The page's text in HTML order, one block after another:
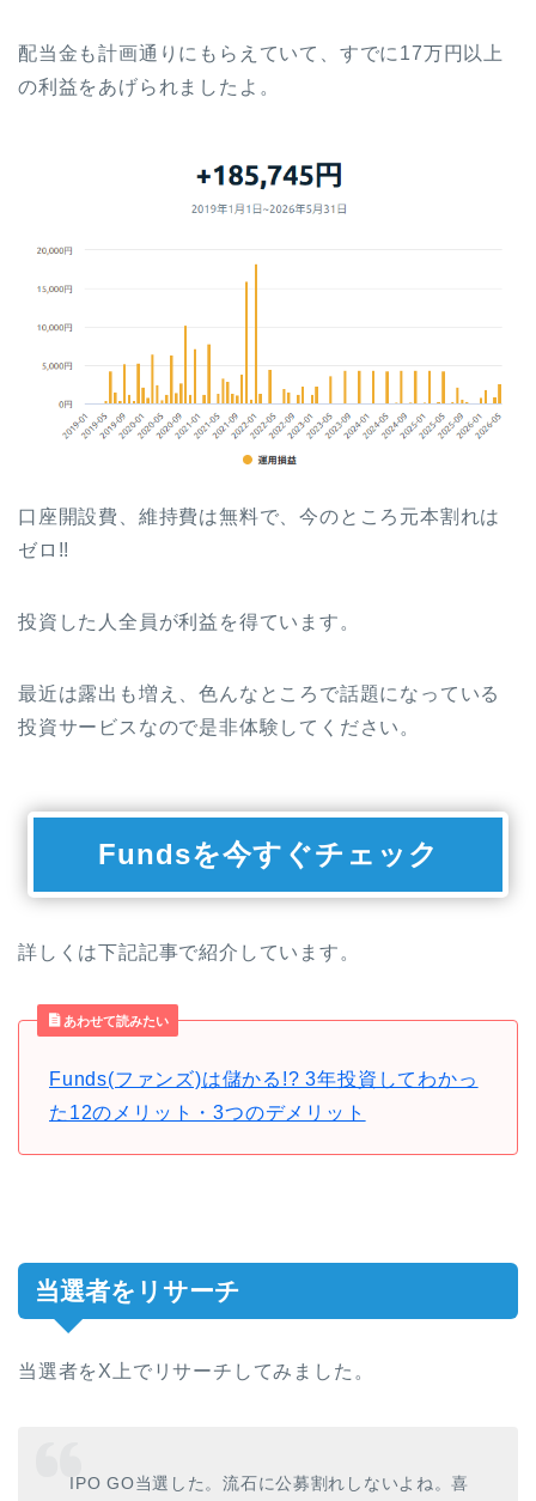
配当金も計画通りにもらえていて、すでに17万円以上
の利益をあげられましたよ。
口座開設費、維持費は無料で、今のところ元本割れは
ゼロ!!
投資した人全員が利益を得ています。
最近は露出も増え、色んなところで話題になっている
投資サービスなので是非体験してください。
Fundsを今すぐチェック
詳しくは下記記事で紹介しています。
あわせて読みたい
Funds(ファンズ)は儲かる!? 3年投資してわかっ
た12のメリット・3つのデメリット
当選者をリサーチ
当選者をX上でリサーチしてみました。
IPO GO当選した。流石に公募割れしないよね。喜